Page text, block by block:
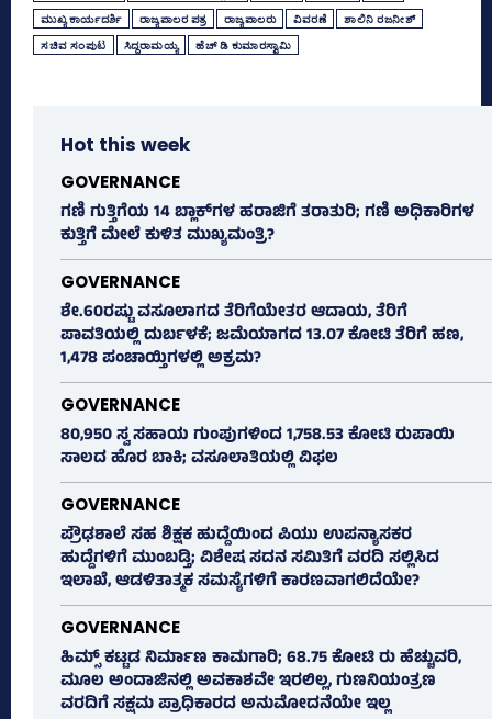
ಮುಖ್ಯ ಕಾರ್ಯದರ್ಶಿ ರಾಜ್ಯಪಾಲರ ಪತ್ರ ರಾಜ್ಯಪಾಲರು ವಿವರಣೆ ಶಾಲಿನಿ ರಜನೀಶ್‌
ಸಚಿವ ಸಂಪುಟ ಸಿದ್ದರಾಮಯ್ಯ ಹೆಚ್‌ ಡಿ ಕುಮಾರಸ್ವಾಮಿ
Hot this week
GOVERNANCE
ಗಣಿ ಗುತ್ತಿಗೆಯ 14 ಬ್ಲಾಕ್‌ಗಳ ಹರಾಜಿಗೆ ತರಾತುರಿ; ಗಣಿ ಅಧಿಕಾರಿಗಳ
ಕುತ್ತಿಗೆ ಮೇಲೆ ಕುಳಿತ ಮುಖ್ಯಮಂತ್ರಿ?
GOVERNANCE
ಶೇ.60ರಷ್ಟು ವಸೂಲಾಗದ ತೆರಿಗೆಯೇತರ ಆದಾಯ, ತೆರಿಗೆ
ಪಾವತಿಯಲ್ಲಿ ದುರ್ಬಳಕೆ; ಜಮೆಯಾಗದ 13.07 ಕೋಟಿ ತೆರಿಗೆ ಹಣ,
1,478 ಪಂಚಾಯ್ತಿಗಳಲ್ಲಿ ಅಕ್ರಮ?
GOVERNANCE
80,950 ಸ್ವ ಸಹಾಯ ಗುಂಪುಗಳಿಂದ 1,758.53 ಕೋಟಿ ರುಪಾಯಿ
ಸಾಲದ ಹೊರ ಬಾಕಿ; ವಸೂಲಾತಿಯಲ್ಲಿ ವಿಫಲ
GOVERNANCE
ಪ್ರೌಢಶಾಲೆ ಸಹ ಶಿಕ್ಷಕ ಹುದ್ದೆಯಿಂದ ಪಿಯು ಉಪನ್ಯಾಸಕರ
ಹುದ್ದೆಗಳಿಗೆ ಮುಂಬಡ್ತಿ; ವಿಶೇಷ ಸದನ ಸಮಿತಿಗೆ ವರದಿ ಸಲ್ಲಿಸಿದ
ಇಲಾಖೆ, ಆಡಳಿತಾತ್ಮಕ ಸಮಸ್ಯೆಗಳಿಗೆ ಕಾರಣವಾಗಲಿದೆಯೇ?
GOVERNANCE
ಹಿಮ್ಸ್‌ ಕಟ್ಟಡ ನಿರ್ಮಾಣ ಕಾಮಗಾರಿ; 68.75 ಕೋಟಿ ರು ಹೆಚ್ಚುವರಿ,
ಮೂಲ ಅಂದಾಜಿನಲ್ಲಿ ಅವಕಾಶವೇ ಇರಲಿಲ್ಲ, ಗುಣನಿಯಂತ್ರಣ
ವರದಿಗೆ ಸಕ್ಷಮ ಪ್ರಾಧಿಕಾರದ ಅನುಮೋದನೆಯೇ ಇಲ್ಲ